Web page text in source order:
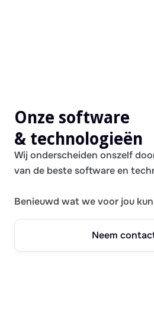
Onze software
& technologieën
Wij onderscheiden onszelf
van de beste software en
Benieuwd wat we voor jou
Neem